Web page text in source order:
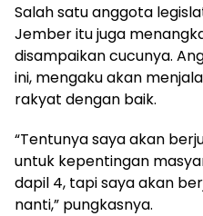
Salah satu anggota
Jember itu juga
disampaikan cucunya.
ini, mengaku akan
rakyat dengan baik.
“Tentunya saya akan
untuk kepentingan
dapil 4, tapi saya akan
nanti,” pungkasnya.